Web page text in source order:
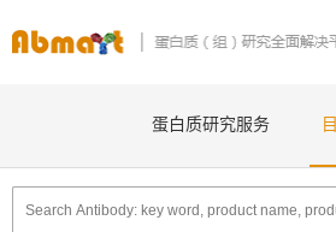
蛋白质研究服务